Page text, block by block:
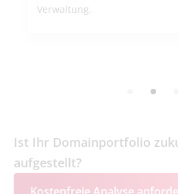
Verwaltung.
Ist Ihr Domainportfolio
aufgestellt?